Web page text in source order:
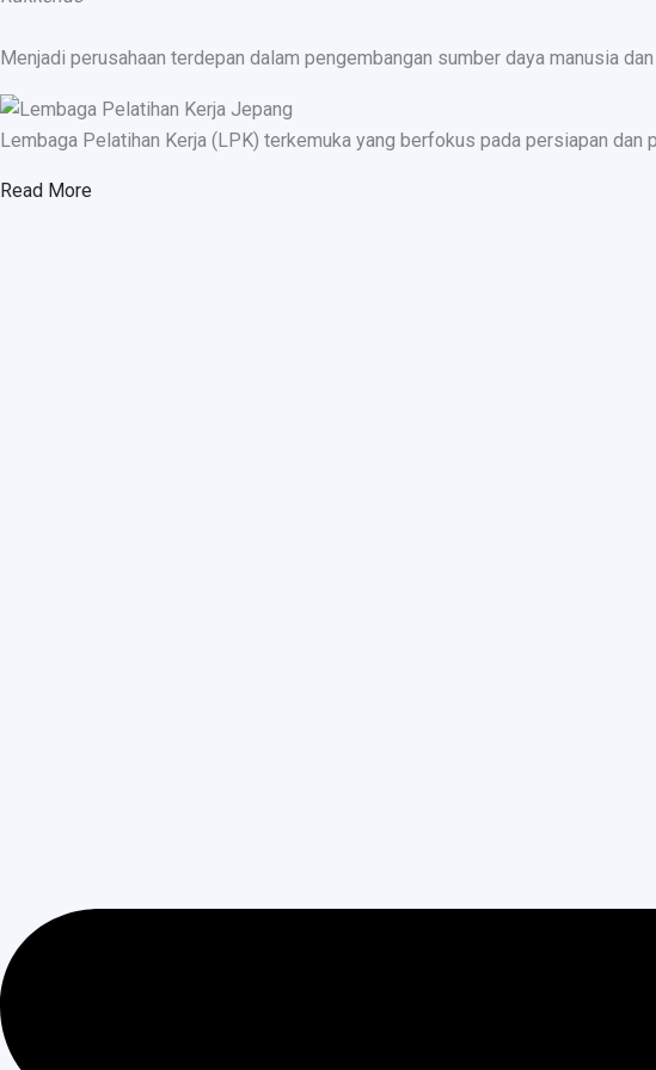
Menjadi perusahaan terdepan dalam pengembangan sumber daya manusia
Lembaga Pelatihan Kerja (LPK) terkemuka yang berfokus pada persiapan dan
Read More